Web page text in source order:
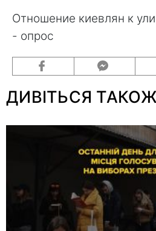
Отношение киевлян к
- опрос
ДИВІТЬСЯ ТАКОЖ